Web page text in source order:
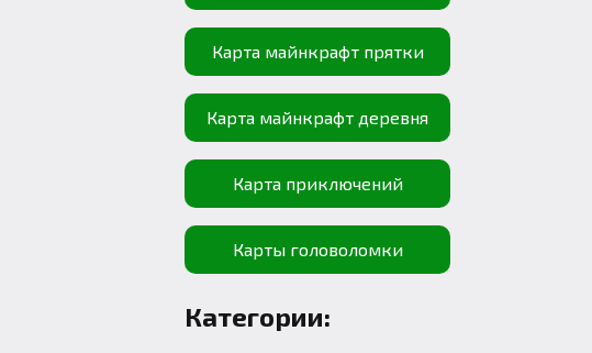
Карта майнкрафт прятки
Карта майнкрафт деревня
Карта приключений
Карты головоломки
Категории: